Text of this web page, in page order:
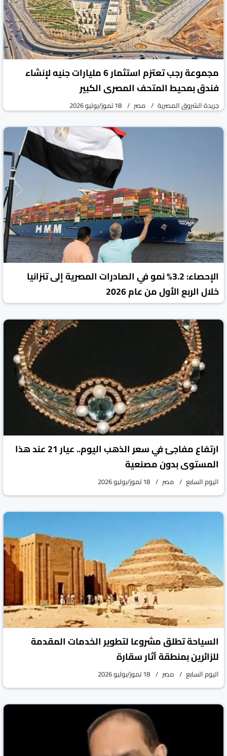
مجموعة رجب تعتزم استثمار 6 مليارات جنيه لإنشاء
فندق بمحيط المتحف المصرى الكبير
جريدة الشروق المصرية مصر 18 تموز/يوليو 2026
الإحصاء: 3.2% نمو في الصادرات المصرية إلى تنزانيا
خلال الربع الأول من عام 2026
ارتفاع مفاجئ في سعر الذهب اليوم.. عيار 21 عند هذا
المستوى بدون مصنعية
اليوم السابع مصر 18 تموز/يوليو 2026
السياحة تطلق مشروعا لتطوير الخدمات المقدمة
للزائرين بمنطقة آثار سقارة
اليوم السابع مصر 18 تموز/يوليو 2026